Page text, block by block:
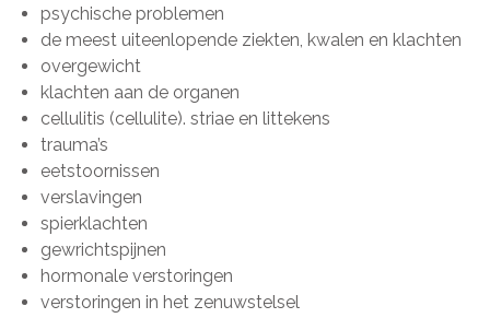
psychische problemen
de meest uiteenlopende ziekten, kwalen en klachten
overgewicht
klachten aan de organen
cellulitis (cellulite). striae en littekens
trauma’s
eetstoornissen
verslavingen
spierklachten
gewrichtspijnen
hormonale verstoringen
verstoringen in het zenuwstelsel